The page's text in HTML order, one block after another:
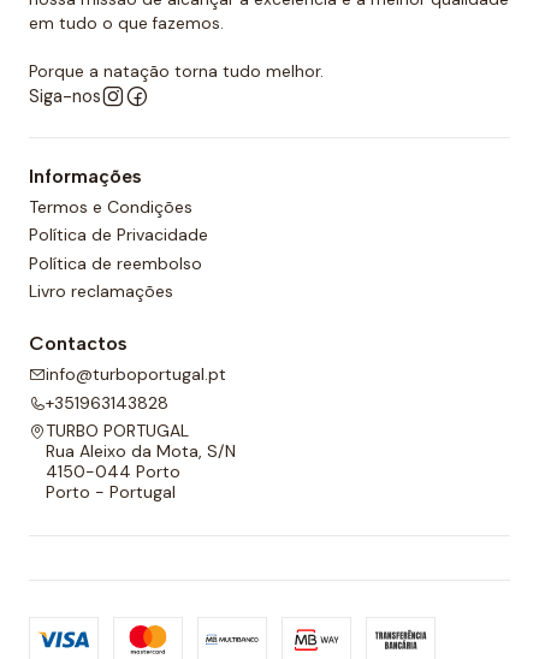
usados sem qualquer problema para natação ou
desportos aquáticos semelhantes.
Além disso, todos os calções de polo aquático têm
um forro completo na frente e nas costas e um
cordão ajustável para melhor adaptabilidade.
em tudo o que fazemos.
Porque a natação torna tudo melhor.
Siga-nos
Informações
Termos e Condições
Política de Privacidade
Política de reembolso
Livro reclamações
Contactos
info@turboportugal.pt
+351963143828
TURBO PORTUGAL
Rua Aleixo da Mota, S/N
4150-044 Porto
Porto - Portugal